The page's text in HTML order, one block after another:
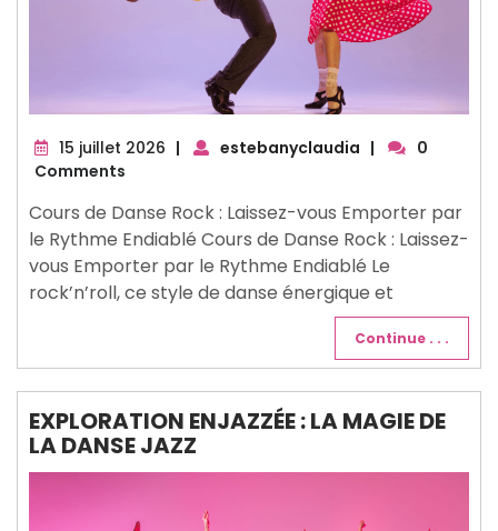
15 juillet 2026 15| estebanyclaudia |
0
Comments
Cours de Danse Rock : Laissez-vous Emporter par
le Rythme Endiablé Cours de Danse Rock : Laissez-
vous Emporter par le Rythme Endiablé Le
rock’n’roll, ce style de danse énergique et
Continue . . .
EXPLORATION ENJAZZÉE : LA MAGIE DE
LA DANSE JAZZ